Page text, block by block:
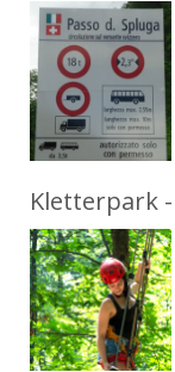
Kletterpark